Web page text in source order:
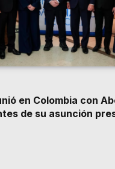
en Colombia con
de su asunción